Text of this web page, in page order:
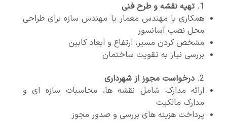
تهیه نقشه و طرح فنی
همکاری با مهندس معمار یا مهندس سازه برای طراحی
محل نصب آسانسور
مشخص کردن مسیر، ارتفاع و ابعاد کابین
بررسی نیاز به تقویت ساختمان
درخواست مجوز از شهرداری
ارائه مدارک شامل نقشه ها، محاسبات سازه ای و
مدارک مالکیت
پرداخت هزینه های بررسی و صدور مجوز